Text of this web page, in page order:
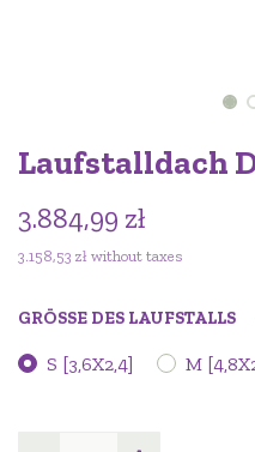
Laufstalldach
3.884,99 zł
3.158,53 zł without taxes
GRÖSSE DES LAUFSTALLS
S [3,6X2,4] M